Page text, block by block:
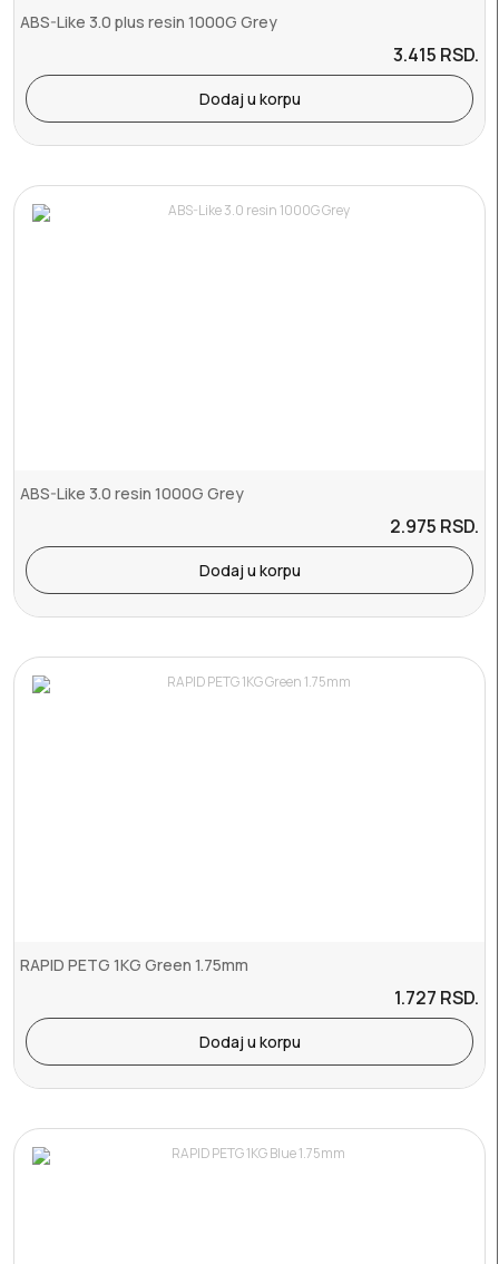
ABS-Like 3.0 plus resin 1000G Grey
3.415 RSD.
Dodaj u korpu
ABS-Like 3.0 resin 1000G Grey
2.975 RSD.
Dodaj u korpu
RAPID PETG 1KG Green 1.75mm
1.727 RSD.
Dodaj u korpu